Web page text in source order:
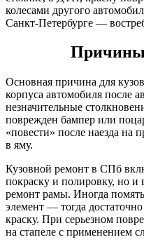
колесами другого
Санкт-Петербурге —
Причины
Основная причина для
корпуса автомобиля после
незначительные
поврежден бампер или
«повести» после наезда на
в яму.
Кузовной ремонт в СПб
покраску и полировку, но и
ремонт рамы. Иногда
элемент — тогда
краску. При серьезном
на стапеле с применением